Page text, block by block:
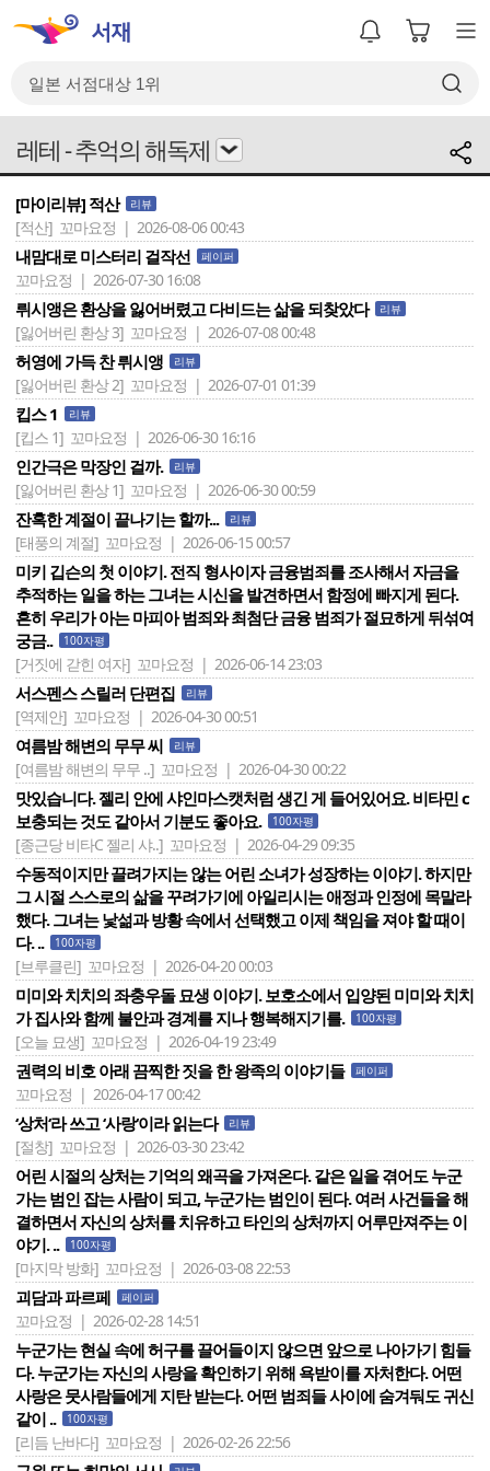
레테 - 추억의 해독제
[마이리뷰] 적산 리뷰
[적산] 꼬마요정 | 2026-08-06 00:43
내맘대로 미스터리 걸작선 페이퍼
꼬마요정 | 2026-07-30 16:08
뤼시앵은 환상을 잃어버렸고 다비드는 삶을 되찾았다 리뷰
[잃어버린 환상 3] 꼬마요정 | 2026-07-08 00:48
허영에 가득 찬 뤼시앵 리뷰
[잃어버린 환상 2] 꼬마요정 | 2026-07-01 01:39
킵스 1 리뷰
[킵스 1] 꼬마요정 | 2026-06-30 16:16
인간극은 막장인 걸까. 리뷰
[잃어버린 환상 1] 꼬마요정 | 2026-06-30 00:59
잔혹한 계절이 끝나기는 할까... 리뷰
[태풍의 계절] 꼬마요정 | 2026-06-15 00:57
미키 깁슨의 첫 이야기. 전직 형사이자 금융범죄를 조사해서 자금을
추적하는 일을 하는 그녀는 시신을 발견하면서 함정에 빠지게 된다.
흔히 우리가 아는 마피아 범죄와 최첨단 금융 범죄가 절묘하게 뒤섞여
궁금..
100자평
[거짓에 갇힌 여자] 꼬마요정 | 2026-06-14 23:03
서스펜스 스릴러 단편집 리뷰
[역제안] 꼬마요정 | 2026-04-30 00:51
여름밤 해변의 무무 씨 리뷰
[여름밤 해변의 무무 ..] 꼬마요정 | 2026-04-30 00:22
맛있습니다. 젤리 안에 샤인마스캣처럼 생긴 게 들어있어요. 비타민 c
보충되는 것도 같아서 기분도 좋아요.
100자평
[종근당 비타C 젤리 샤..] 꼬마요정 | 2026-04-29 09:35
수동적이지만 끌려가지는 않는 어린 소녀가 성장하는 이야기. 하지만
그 시절 스스로의 삶을 꾸려가기에 아일리시는 애정과 인정에 목말라
했다. 그녀는 낯섦과 방황 속에서 선택했고 이제 책임을 져야 할 때이
다. ..
100자평
[브루클린] 꼬마요정 | 2026-04-20 00:03
미미와 치치의 좌충우돌 묘생 이야기. 보호소에서 입양된 미미와 치치
가 집사와 함께 불안과 경계를 지나 행복해지기를.
100자평
[오늘 묘생] 꼬마요정 | 2026-04-19 23:49
권력의 비호 아래 끔찍한 짓을 한 왕족의 이야기들 페이퍼
꼬마요정 | 2026-04-17 00:42
‘상처‘라 쓰고 ‘사랑‘이라 읽는다 리뷰
[절창] 꼬마요정 | 2026-03-30 23:42
어린 시절의 상처는 기억의 왜곡을 가져온다. 같은 일을 겪어도 누군
가는 범인 잡는 사람이 되고, 누군가는 범인이 된다. 여러 사건들을 해
결하면서 자신의 상처를 치유하고 타인의 상처까지 어루만져주는 이
야기. ..
100자평
[마지막 방화] 꼬마요정 | 2026-03-08 22:53
괴담과 파르페 페이퍼
꼬마요정 | 2026-02-28 14:51
누군가는 현실 속에 허구를 끌어들이지 않으면 앞으로 나아가기 힘들
다. 누군가는 자신의 사랑을 확인하기 위해 욕받이를 자처한다. 어떤
사랑은 뭇사람들에게 지탄 받는다. 어떤 범죄들 사이에 숨겨둬도 귀신
같이 ..
100자평
[리듬 난바다] 꼬마요정 | 2026-02-26 22:56